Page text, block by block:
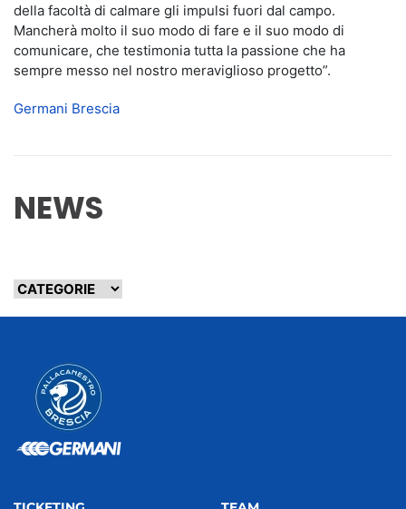
della facoltà di calmare gli impulsi fuori dal campo.
Mancherà molto il suo modo di fare e il suo modo di
comunicare, che testimonia tutta la passione che ha
sempre messo nel nostro meraviglioso progetto”.
Germani Brescia
NEWS